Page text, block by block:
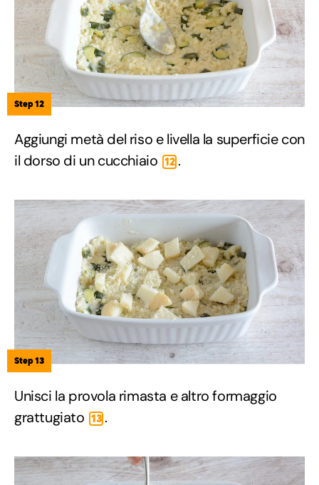
Step 12
Aggiungi metà del riso e livella la superficie con
il dorso di un cucchiaio 12 .
Step 13
Unisci la provola rimasta e altro formaggio
grattugiato 13 .